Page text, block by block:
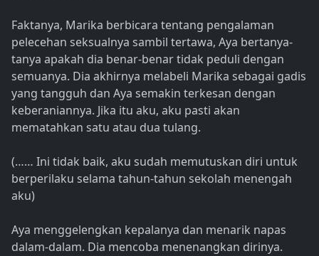
Faktanya, Marika berbicara tentang pengalaman
pelecehan seksualnya sambil tertawa, Aya bertanya-
tanya apakah dia benar-benar tidak peduli dengan
semuanya. Dia akhirnya melabeli Marika sebagai gadis
yang tangguh dan Aya semakin terkesan dengan
keberaniannya. Jika itu aku, aku pasti akan
mematahkan satu atau dua tulang.
(…… Ini tidak baik, aku sudah memutuskan diri untuk
berperilaku selama tahun-tahun sekolah menengah
aku)
Aya menggelengkan kepalanya dan menarik napas
dalam-dalam. Dia mencoba menenangkan dirinya.